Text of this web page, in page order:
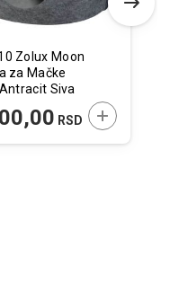
Zolux Moon
za Mačke
Siva
RSD DODAJTE U